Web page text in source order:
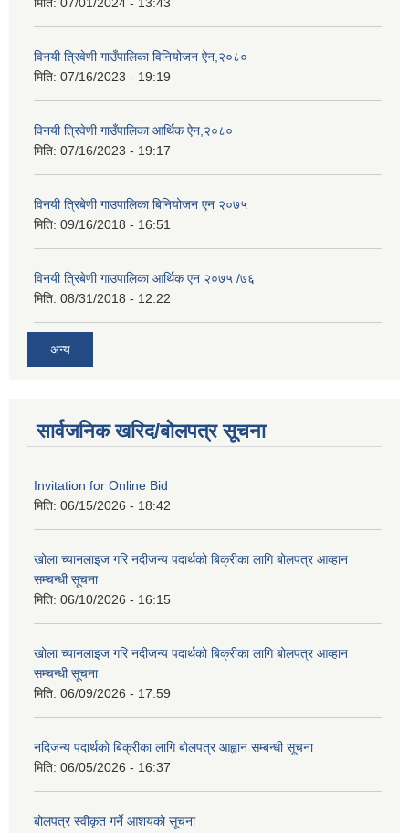
विनयी त्रिवेणी गाउँपालिका विनियोजन ऐन,२०८०
मिति: 07/16/2023 - 19:19
विनयी त्रिवेणी गाउँपालिका आर्थिक ऐन,२०८०
मिति: 07/16/2023 - 19:17
विनयी त्रिबेणी गाउपालिका बिनियोजन एन २०७५
मिति: 09/16/2018 - 16:51
विनयी त्रिबेणी गाउपालिका आर्थिक एन २०७५ /७६
मिति: 08/31/2018 - 12:22
अन्य
सार्वजनिक खरिद/बोलपत्र सूचना
Invitation for Online Bid
मिति: 06/15/2026 - 18:42
खोला च्यानलाइज गरि नदीजन्य पदार्थको बिक्रीका लागि बोलपत्र आव्हान
सम्चन्धी सूचना
मिति: 06/10/2026 - 16:15
खोला च्यानलाइज गरि नदीजन्य पदार्थको बिक्रीका लागि बोलपत्र आव्हान
सम्चन्धी सूचना
मिति: 06/09/2026 - 17:59
नदिजन्य पदार्थको बिक्रीका लागि बोलपत्र आह्वान सम्बन्धी सूचना
मिति: 06/05/2026 - 16:37
बोलपत्र स्वीकृत गर्ने आशयको सूचना